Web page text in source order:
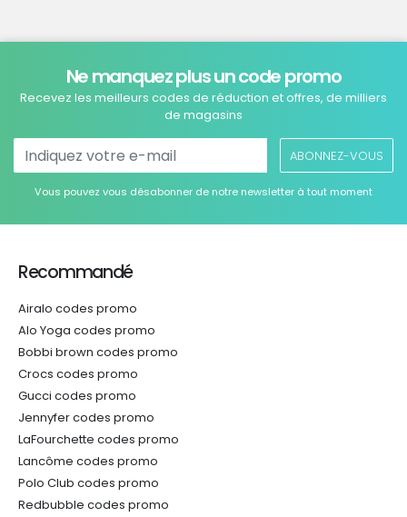
Ne manquez plus un code promo
Recevez les meilleurs codes de réduction et offres, de milliers
de magasins
ABONNEZ-VOUS
Vous pouvez vous désabonner de notre newsletter à tout moment
Recommandé
Airalo codes promo
Alo Yoga codes promo
Bobbi brown codes promo
Crocs codes promo
Gucci codes promo
Jennyfer codes promo
LaFourchette codes promo
Lancôme codes promo
Polo Club codes promo
Redbubble codes promo